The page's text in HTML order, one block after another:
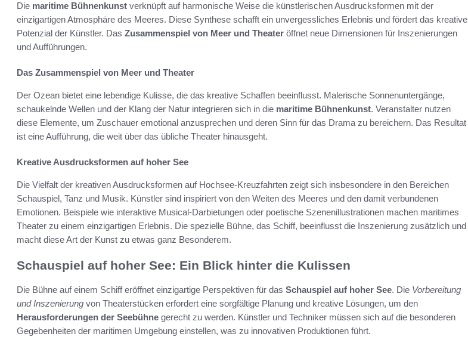
Die maritime Bühnenkunst verknüpft auf harmonische Weise die künstlerischen Ausdrucksformen mit der
einzigartigen Atmosphäre des Meeres. Diese Synthese schafft ein unvergessliches Erlebnis und fördert das kreative
Potenzial der Künstler. Das Zusammenspiel von Meer und Theater öffnet neue Dimensionen für Inszenierungen
und Aufführungen.
Das Zusammenspiel von Meer und Theater
Der Ozean bietet eine lebendige Kulisse, die das kreative Schaffen beeinflusst. Malerische Sonnenuntergänge,
schaukelnde Wellen und der Klang der Natur integrieren sich in die maritime Bühnenkunst. Veranstalter nutzen
diese Elemente, um Zuschauer emotional anzusprechen und deren Sinn für das Drama zu bereichern. Das Resultat
ist eine Aufführung, die weit über das übliche Theater hinausgeht.
Kreative Ausdrucksformen auf hoher See
Die Vielfalt der kreativen Ausdrucksformen auf Hochsee-Kreuzfahrten zeigt sich insbesondere in den Bereichen
Schauspiel, Tanz und Musik. Künstler sind inspiriert von den Weiten des Meeres und den damit verbundenen
Emotionen. Beispiele wie interaktive Musical-Darbietungen oder poetische Szenenillustrationen machen maritimes
Theater zu einem einzigartigen Erlebnis. Die spezielle Bühne, das Schiff, beeinflusst die Inszenierung zusätzlich und
macht diese Art der Kunst zu etwas ganz Besonderem.
Schauspiel auf hoher See: Ein Blick hinter die Kulissen
Die Bühne auf einem Schiff eröffnet einzigartige Perspektiven für das Schauspiel auf hoher See. Die Vorbereitung
und Inszenierung von Theaterstücken erfordert eine sorgfältige Planung und kreative Lösungen, um den
Herausforderungen der Seebühne gerecht zu werden. Künstler und Techniker müssen sich auf die besonderen
Gegebenheiten der maritimen Umgebung einstellen, was zu innovativen Produktionen führt.